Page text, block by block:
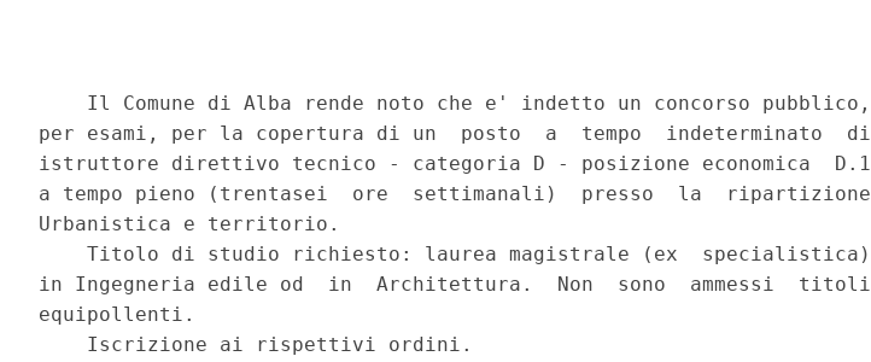
    Il Comune di Alba rende noto che e' indetto un concorso pubblico,
per esami, per la copertura di un  posto  a  tempo  indeterminato  di
istruttore direttivo tecnico - categoria D - posizione economica  D.1
a tempo pieno (trentasei  ore  settimanali)  presso  la  ripartizione
Urbanistica e territorio.
    Titolo di studio richiesto: laurea magistrale (ex  specialistica)
in Ingegneria edile od  in  Architettura.  Non  sono  ammessi  titoli
equipollenti.
    Iscrizione ai rispettivi ordini.